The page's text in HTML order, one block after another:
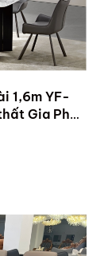
1,6m YF-
Gia Phú